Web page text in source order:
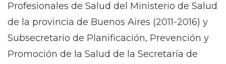
Profesionales de Salud del Ministerio de Salud
de la provincia de Buenos Aires (2011-2016) y
Subsecretario de Planificación, Prevención y
Promoción de la Salud de la Secretaría de